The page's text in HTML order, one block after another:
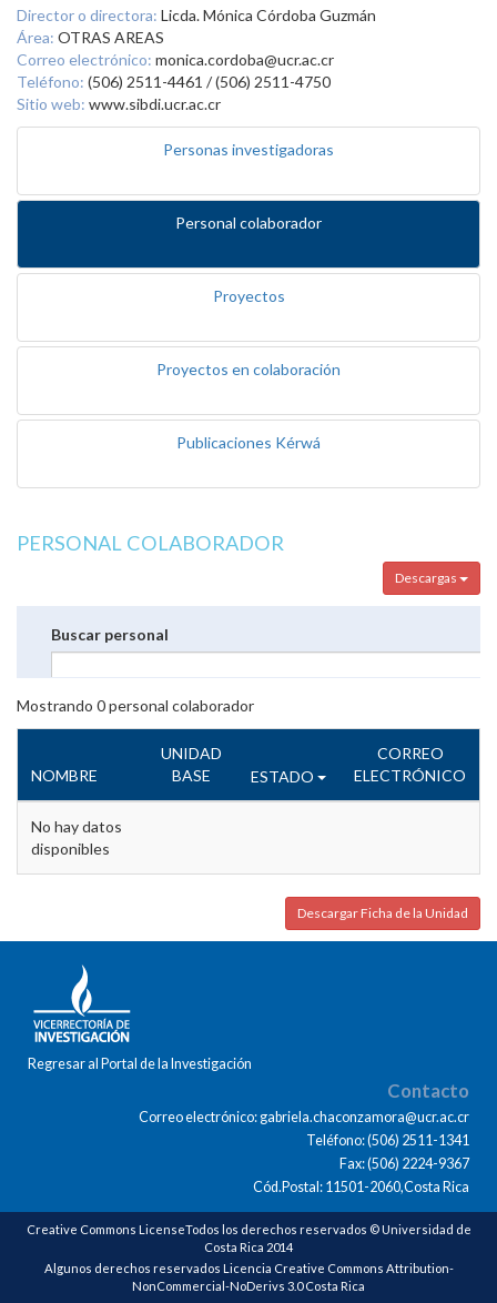
Director o directora: Licda. Mónica Córdoba Guzmán
Área: OTRAS AREAS
Correo electrónico: monica.cordoba@ucr.ac.cr
Teléfono: (506) 2511-4461 / (506) 2511-4750
Sitio web: www.sibdi.ucr.ac.cr
Personas investigadoras
Personal colaborador
Proyectos
Proyectos en colaboración
Publicaciones Kérwá
PERSONAL COLABORADOR
Descargas
Buscar personal
Mostrando 0personal colaborador
NOMBRE
UNIDAD
BASE
ESTADO
CORREO
ELECTRÓNICO
No hay datos
disponibles
Descargar Ficha de la Unidad
Regresar al Portal de la Investigación
Contacto
Correo electrónico: gabriela.chaconzamora@ucr.ac.cr
Teléfono: (506) 2511-1341
Fax: (506) 2224-9367
Cód.Postal: 11501-2060,Costa Rica
Creative Commons LicenseTodos los derechos reservados © Universidad de
Costa Rica 2014
Algunos derechos reservados Licencia Creative Commons Attribution-
NonCommercial-NoDerivs 3.0 Costa Rica